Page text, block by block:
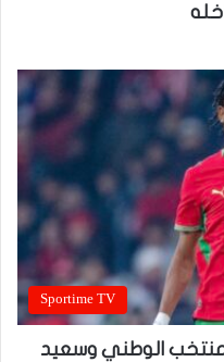
Sportime TV
الوطني وسعيد